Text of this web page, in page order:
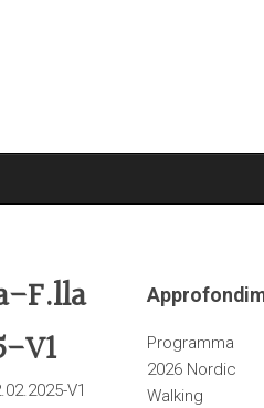
F.lla
V1
V1
Programma
2026 Nordic
Walking